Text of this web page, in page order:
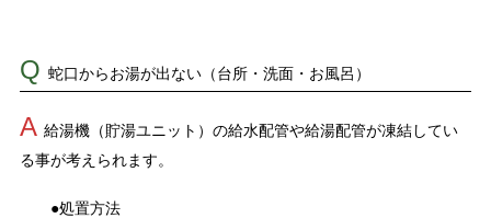
Q 蛇口からお湯が出ない（台所・洗面・お風呂）
A 給湯機（貯湯ユニット）の給水配管や給湯配管が凍結してい
る事が考えられます。
●処置方法